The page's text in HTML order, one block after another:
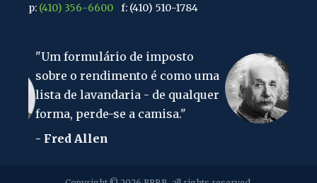
p: (410) 356-6600 f: (410) 510-1784
Clark, NJ 07066
p:(848) 467-3990 f: (848) 467-3980
2107 Route 34, Suite 201
Wall, NJ 07719
f: (732) 365-8565
de imposto
é como uma
- de qualquer
a camisa."
"A coisa mais difícil de
no mundo é o imposto
rendimento."
- Albert Einstein